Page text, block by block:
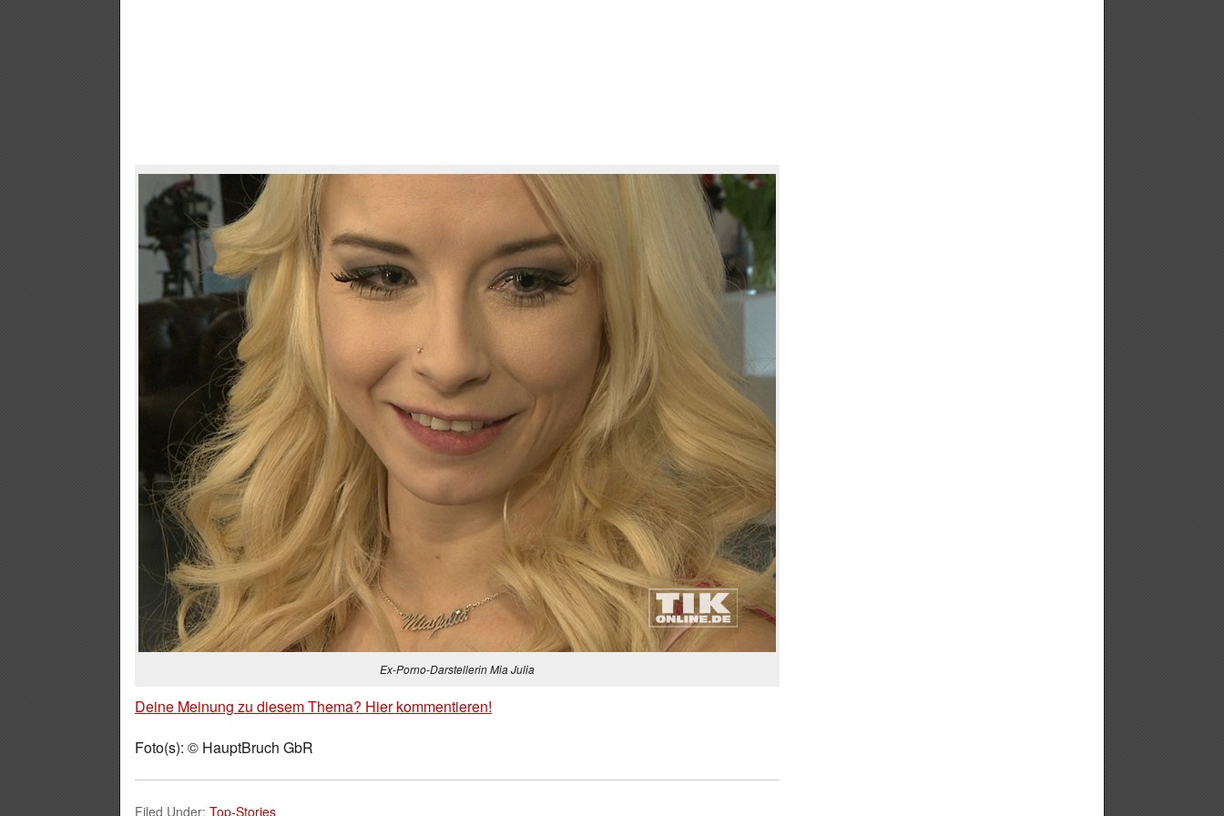
Ex-Porno-Darstellerin Mia Julia
Deine Meinung zu diesem Thema? Hier kommentieren!
Foto(s): © HauptBruch GbR
Filed Under: Top-Stories